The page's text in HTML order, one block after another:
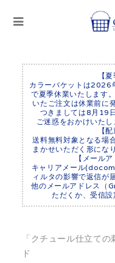
【
カラーバケットは2026
で夏季休業いたします
いたご注文は休業前に
つきましては8月19
ご迷惑をおかけいた
【
送料無料対象となる場
まかせいただく形にな
【メール
キャリアメール
ィルタの影響で返信が
他のメールアドレス（
ただくか、受信設
「クチュール仕立て
ド